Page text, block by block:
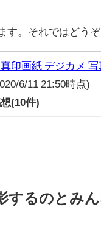
す。それではどうぞ
印画紙 デジカメ
6/11 21:50時点)
(10件)
するのとみ